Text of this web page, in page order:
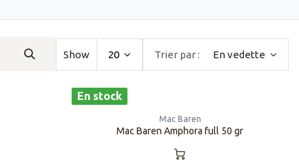
Trier par : En vedette
Show 20
En stock
Mac Baren
Mac Baren Amphora full 50 gr